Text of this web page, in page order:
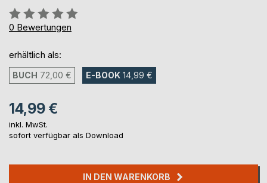
Bewertung::
0%
0 Bewertungen
erhältlich als:
BUCH 72,00 € E-BOOK 14,99 €
14,99 €
inkl. MwSt.
sofort verfügbar als Download
IN DEN WARENKORB